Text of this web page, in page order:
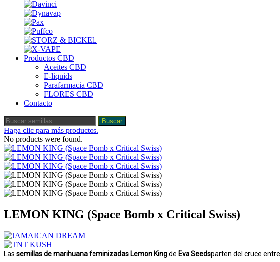
Productos CBD
Aceites CBD
E-liquids
Parafarmacia CBD
FLORES CBD
Contacto
Buscar
Haga clic para más productos.
No products were found.
LEMON KING (Space Bomb x Critical Swiss)
Las semillas de marihuana feminizadas Lemon Kingde Eva Seedsparten del cruce entre